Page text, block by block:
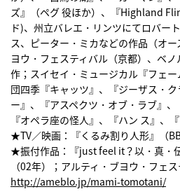
ズ』（ペグ 役ほか）、『Highland
ド)、州立バレエ・リンツにてロバー
ス、ピーター・ミカなどの作品（オ
ヨウ・フェスティバル（京都）、ベ
作；スイセイ・ミュージカル『フェ
団四季『キャッツ』、『ジーザス・
ー』、『アスペクツ・オブ・ラブ』、
『オペラ座の怪人』、『ハン ス』、
★TV／映画：『くるみ割り人形』（
★振付作品：『just feel it？以・真・
（02年）；アルティ・ブヨウ・フェ
http://ameblo.jp/mami-tomotani/